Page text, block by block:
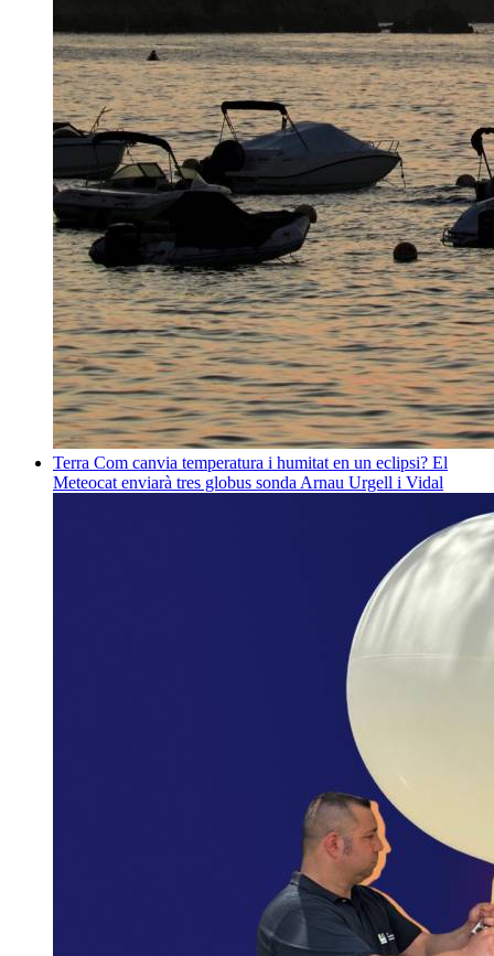
Terra Com canvia temperatura i humitat en un eclipsi? El
Meteocat enviarà tres globus sonda Arnau Urgell i Vidal